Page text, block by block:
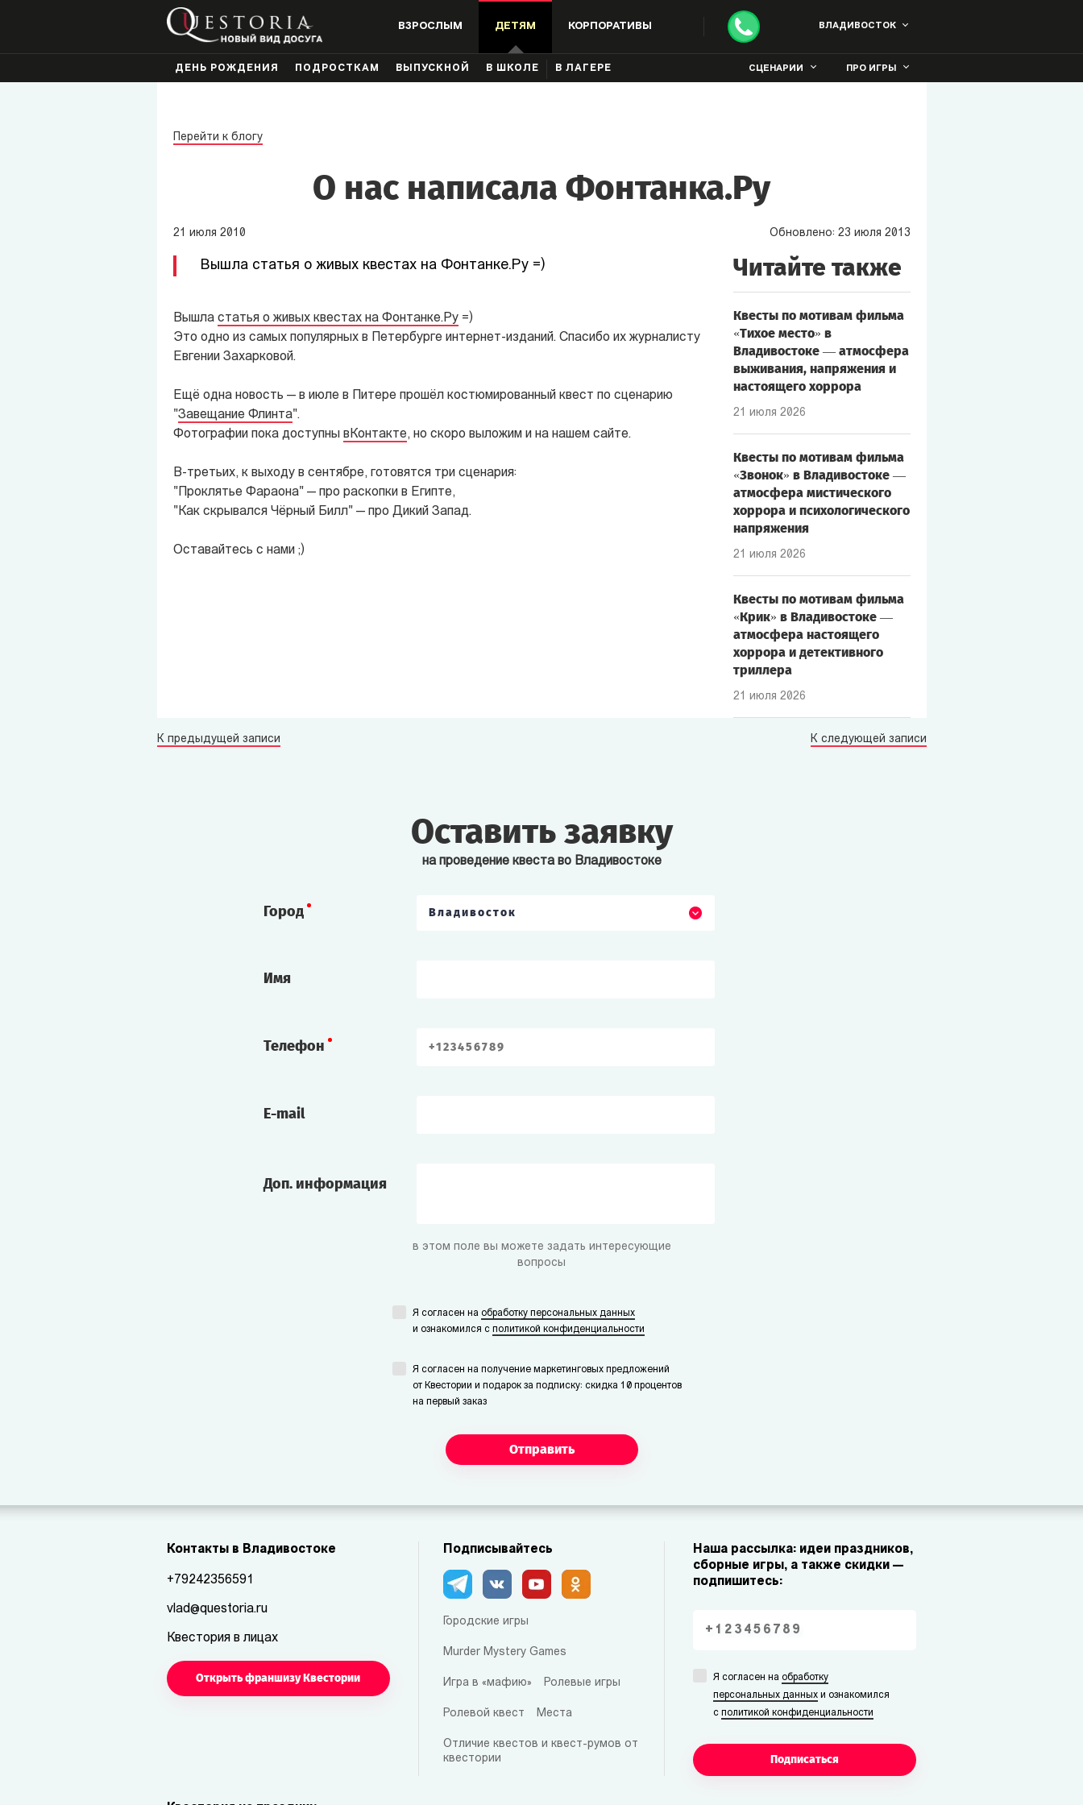
ВЗРОСЛЫМ ДЕТЯМ КОРПОРАТИВЫ ВЛАДИВОСТОК
ДЕНЬ РОЖДЕНИЯ ПОДРОСТКАМ ВЫПУСКНОЙ В ШКОЛЕ В ЛАГЕРЕ СЦЕНАРИИ ПРО ИГРЫ
Перейти к блогу
О нас написала Фонтанка.Ру
21 июля 2010 Обновлено: 23 июля 2013
Вышла статья о живых квестах на Фонтанке.Ру =)
Вышла статья о живых квестах на Фонтанке.Ру=)
Это одно из самых популярных в Петербурге интернет-изданий. Спасибо их журналисту
Евгении Захарковой.
Ещё одна новость — в июле в Питере прошёл костюмированный квест по сценарию
"Завещание Флинта".
Фотографии пока доступны вКонтакте, но скоро выложим и на нашем сайте.
В-третьих, к выходу в сентябре, готовятся три сценария:
"Проклятье Фараона" — про раскопки в Египте,
"Как скрывался Чёрный Билл" — про Дикий Запад.
Оставайтесь с нами ;)
Читайте также
Квесты по мотивам фильма
«Тихое место» в
Владивостоке — атмосфера
выживания, напряжения и
настоящего хоррора
21 июля 2026
Квесты по мотивам фильма
«Звонок» в Владивостоке —
атмосфера мистического
хоррора и психологического
напряжения
21 июля 2026
Квесты по мотивам фильма
«Крик» в Владивостоке —
атмосфера настоящего
хоррора и детективного
триллера
21 июля 2026
К предыдущей записи К следующей записи
Оставить заявку
на проведение квеста во Владивостоке
Город Владивосток
Имя
Телефон
E-mail
Доп. информация
в этом поле вы можете задать интересующие
вопросы
Я согласен на обработку персональных данных
и ознакомился с политикой конфиденциальности
Я согласен на получение маркетинговых предложений
от Квестории и подарок за подписку: скидка 10 процентов
на первый заказ
Отправить
Контакты в Владивостоке
+79242356591
vlad@questoria.ru
Квестория в лицах
Открыть франшизу Квестории
Подписывайтесь
Городские игры
Murder Mystery Games
Игра в «мафию» Ролевые игры
Ролевой квест Места
Отличие квестов и квест-румов от
квестории
Наша рассылка: идеи праздников,
сборные игры, а также скидки —
подпишитесь:
Я согласен на обработку
персональных данных и ознакомился
сполитикой конфиденциальности
Подписаться